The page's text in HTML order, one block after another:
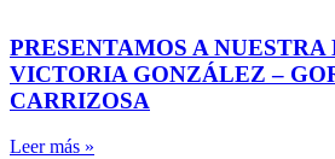
PRESENTAMOS A NUESTRA
VICTORIA GONZÁLEZ –
CARRIZOSA
Leer más »